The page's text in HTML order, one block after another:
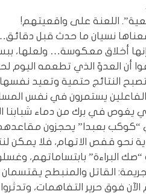
اللعنة على واقعيتهم!
نسيان ما حدث قبل
أخلاق معكوسة… ولعلها،
أن العدوّ الذي تطعمه اليوم
تصبح النتائج حتمية وتعيد
الفاعلين يستمرون في نفس
يغوص في برك من دماء شبابنا
“كوكب بعبدا” يحجزون
نحو قفص الاتهام، فلا
البراءة” بابتساماتهم،
القاتل والمنبطح
فوق حرير التفاهمات، وتدثروا